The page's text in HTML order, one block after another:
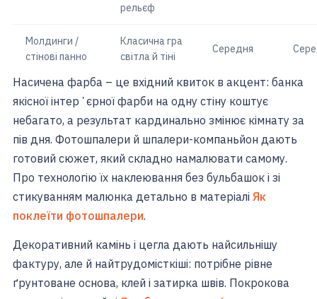
рельєф
Молдинги /
стінові панно
Класична гра
світла й тіні
Середня
Насичена фарба – це вхідний квиток в акцент: банка
якісної інтерʼєрної фарби на одну стіну коштує
небагато, а результат кардинально змінює кімнату за
пів дня. Фотошпалери й шпалери-компаньйон дають
готовий сюжет, який складно намалювати самому.
Про технологію їх наклеювання без бульбашок і зі
стикуванням малюнка детально в матеріалі Як
поклеїти фотошпалери.
Декоративний камінь і цегла дають найсильнішу
фактуру, але й найтрудомісткіші: потрібне рівне
ґрунтоване основа, клей і затирка швів. Покрокова